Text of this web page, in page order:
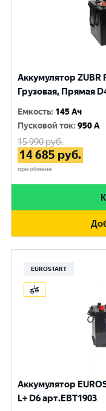
Аккумулятор ZUBR
Грузовая, Прямая
Емкость: 145 Ач
Пусковой ток:950 A
15 990руб.
14 685 руб.
при обмене
EUROSTART
Аккумулятор
L+ D6 арт.EBT1903